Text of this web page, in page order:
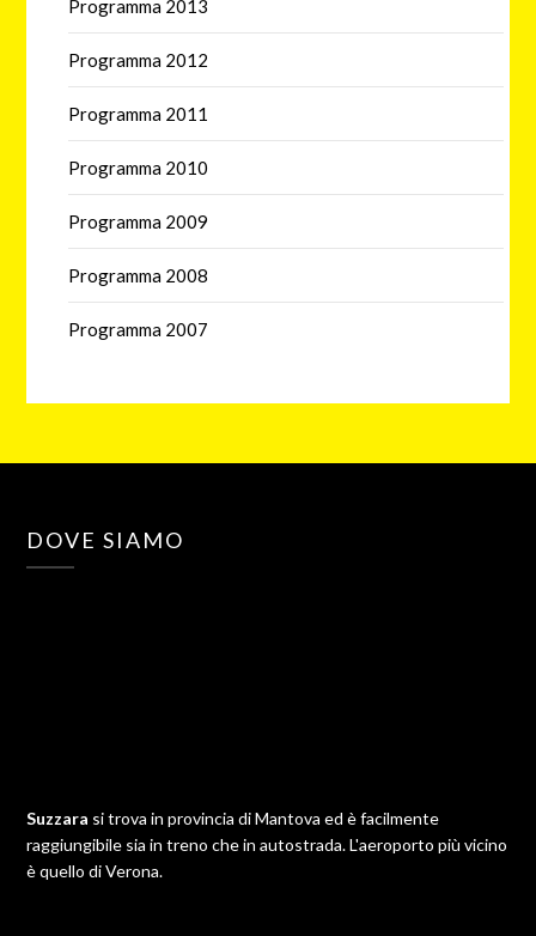
Programma 2013
Programma 2012
Programma 2011
Programma 2010
Programma 2009
Programma 2008
Programma 2007
DOVE SIAMO
Suzzara si trova in provincia di Mantova ed è facilmente
raggiungibile sia in treno che in autostrada. L'aeroporto più vicino
è quello di Verona.